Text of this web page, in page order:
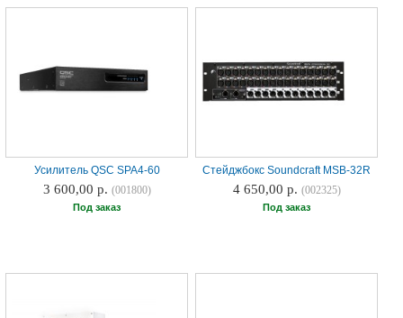
Усилитель QSC SPA4-60
3 600,00 р. (001800)
Под заказ
Стейджбокс Soundcraft MSB-32R
4 650,00 р. (002325)
Под заказ